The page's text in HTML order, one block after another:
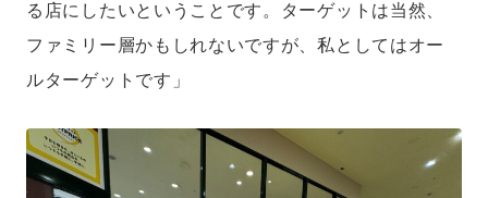
る店にしたいということです。ターゲットは当然、
ファミリー層かもしれないですが、私としてはオー
ルターゲットです」